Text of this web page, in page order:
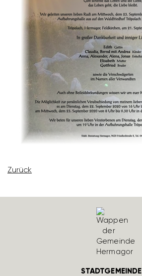
Zurück
STADTGEMEINDE